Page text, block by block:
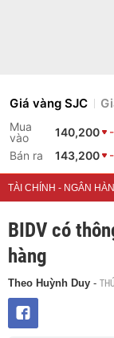
Giá vàng SJC
Mua
vào
140,200
Bán ra
143,200
TÀI CHÍNH - NGÂN
BIDV có
hàng
Theo Huỳnh Duy -